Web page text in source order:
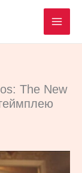
The New